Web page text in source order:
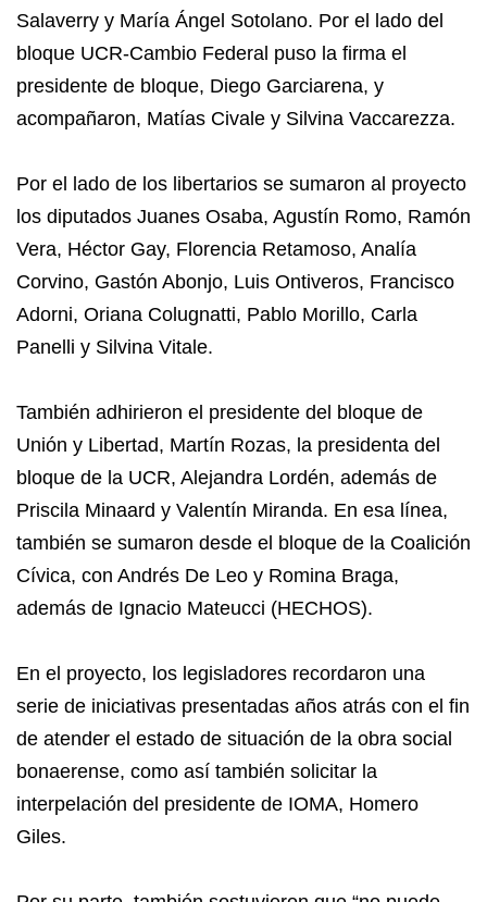
Salaverry y María Ángel Sotolano. Por el lado del
bloque UCR-Cambio Federal puso la firma el
presidente de bloque, Diego Garciarena, y
acompañaron, Matías Civale y Silvina Vaccarezza.
Por el lado de los libertarios se sumaron al proyecto
los diputados Juanes Osaba, Agustín Romo, Ramón
Vera, Héctor Gay, Florencia Retamoso, Analía
Corvino, Gastón Abonjo, Luis Ontiveros, Francisco
Adorni, Oriana Colugnatti, Pablo Morillo, Carla
Panelli y Silvina Vitale.
También adhirieron el presidente del bloque de
Unión y Libertad, Martín Rozas, la presidenta del
bloque de la UCR, Alejandra Lordén, además de
Priscila Minaard y Valentín Miranda. En esa línea,
también se sumaron desde el bloque de la Coalición
Cívica, con Andrés De Leo y Romina Braga,
además de Ignacio Mateucci (HECHOS).
En el proyecto, los legisladores recordaron una
serie de iniciativas presentadas años atrás con el fin
de atender el estado de situación de la obra social
bonaerense, como así también solicitar la
interpelación del presidente de IOMA, Homero
Giles.